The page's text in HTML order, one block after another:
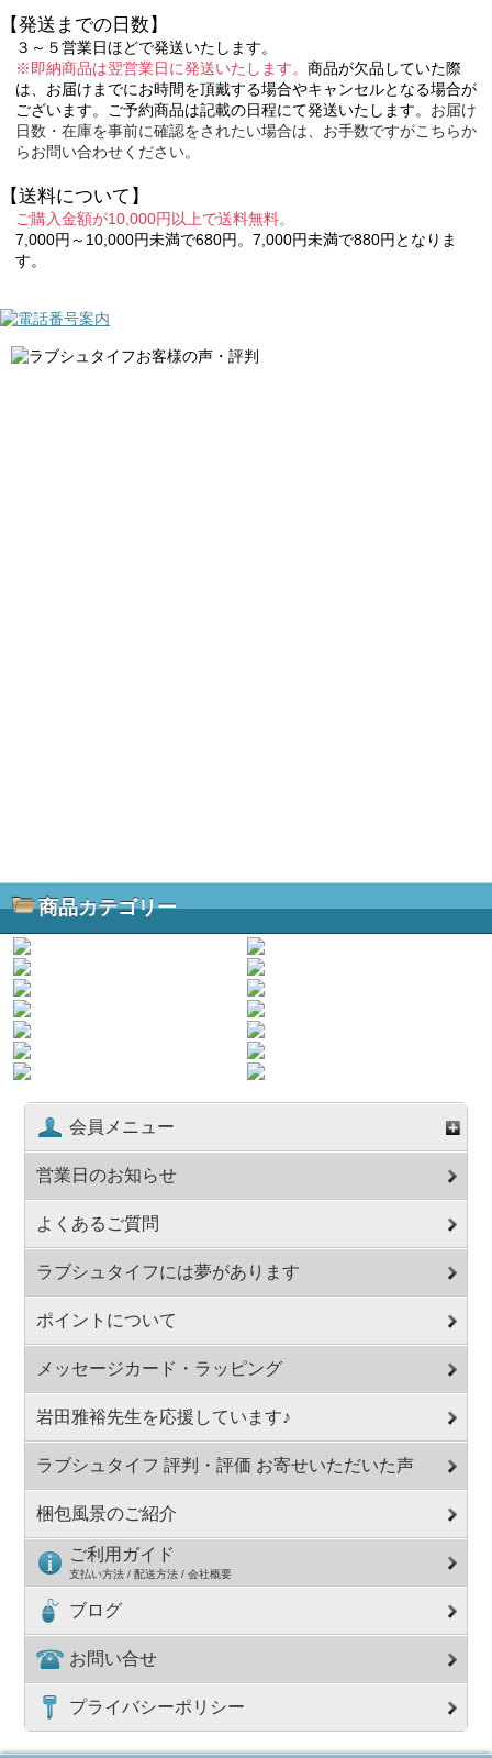
【発送までの日数】
３～５営業日ほどで発送いたします。
※即納商品は翌営業日に発送いたします。 商品が欠品していた際
は、お届けまでにお時間を頂戴する場合やキャンセルとなる場合が
ございます。ご予約商品は記載の日程にて発送いたします。 お届け
日数・在庫を事前に確認をされたい場合は、お手数ですがこちらか
らお問い合わせください。
【送料について】
ご購入金額が10,000円以上で送料無料。
7,000円～10,000円未満で680円。7,000円未満で880円となりま
す。
商品カテゴリー
会員メニュー
営業日のお知らせ
よくあるご質問
ラブシュタイフには夢があります
ポイントについて
メッセージカード・ラッピング
岩田雅裕先生を応援しています♪
ラブシュタイフ 評判・評価 お寄せいただいた声
梱包風景のご紹介
ご利用ガイド
支払い方法 / 配送方法 / 会社概要
ブログ
お問い合せ
プライバシーポリシー